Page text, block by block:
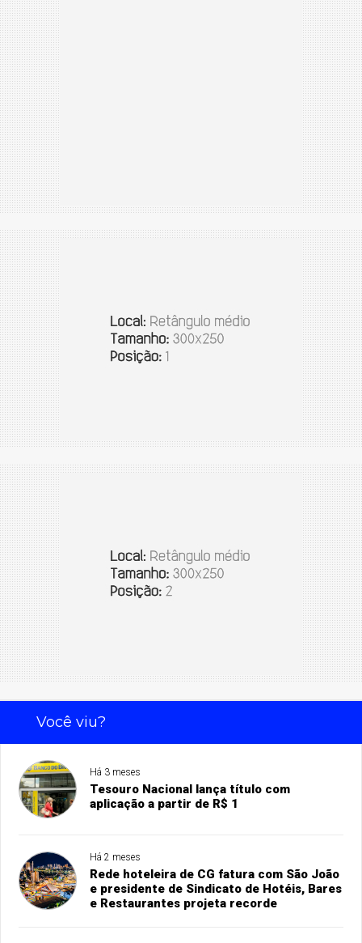
Você viu?
Há 3 meses
Tesouro Nacional lança título com
aplicação a partir de R$ 1
Há 2 meses
Rede hoteleira de CG fatura com São João
e presidente de Sindicato de Hotéis, Bares
e Restaurantes projeta recorde